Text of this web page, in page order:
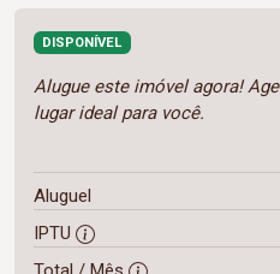
DISPONÍVEL
Alugue este imóvel agora!
lugar ideal para você.
Aluguel
IPTU